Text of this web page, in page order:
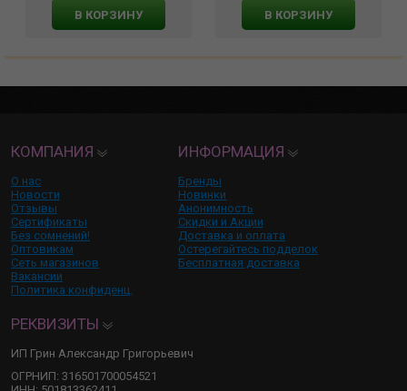
В КОРЗИНУ В КОРЗИНУ
КОМПАНИЯ
О нас
Новости
Отзывы
Сертификаты
Без сомнений!
Оптовикам
Сеть магазинов
Вакансии
Политика конфиденц.
ИНФОРМАЦИЯ
Бренды
Новинки
Анонимность
Скидки и Акции
Доставка и оплата
Остерегайтесь подделок
Бесплатная доставка
РЕКВИЗИТЫ
ИП Грин Александр Григорьевич
ОГРНИП: 316501700054521